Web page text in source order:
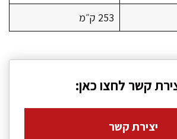
253 ק״מ
קשר לחצו כאן:
יצירת קשר